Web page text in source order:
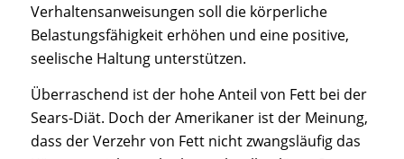
Verhaltensanweisungen soll die körperliche
Belastungsfähigkeit erhöhen und eine positive,
seelische Haltung unterstützen.
Überraschend ist der hohe Anteil von Fett bei der
Sears-Diät. Doch der Amerikaner ist der Meinung,
dass der Verzehr von Fett nicht zwangsläufig das